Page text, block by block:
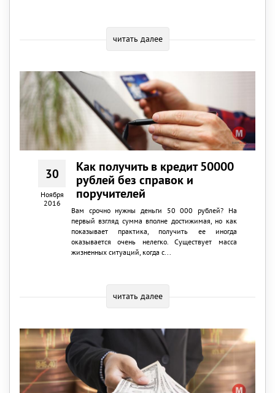
читать далее
30
Ноября
2016
Как получить в кредит 50000
рублей без справок и
поручителей
Вам срочно нужны деньги 50 000 рублей? На
первый взгляд сумма вполне достижимая, но как
показывает практика, получить ее иногда
оказывается очень нелегко. Существует масса
жизненных ситуаций, когда с...
читать далее